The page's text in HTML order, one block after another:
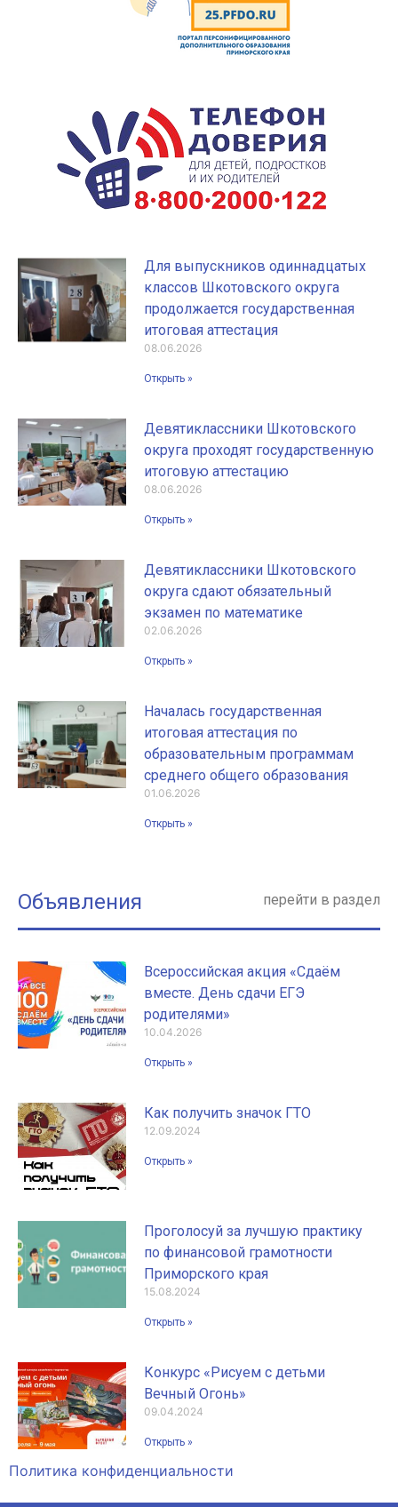
Для выпускников одиннадцатых
классов Шкотовского округа
продолжается государственная
итоговая аттестация
08.06.2026
Открыть »
Девятиклассники Шкотовского
округа проходят государственную
итоговую аттестацию
08.06.2026
Открыть »
Девятиклассники Шкотовского
округа сдают обязательный
экзамен по математике
02.06.2026
Открыть »
Началась государственная
итоговая аттестация по
образовательным программам
среднего общего образования
01.06.2026
Открыть »
Объявления перейти в раздел
Всероссийская акция «Сдаём
вместе. День сдачи ЕГЭ
родителями»
10.04.2026
Открыть »
Как получить значок ГТО
12.09.2024
Открыть »
Проголосуй за лучшую практику
по финансовой грамотности
Приморского края
15.08.2024
Открыть »
Конкурс «Рисуем с детьми
Вечный Огонь»
09.04.2024
Открыть »
Политика конфиденциальности